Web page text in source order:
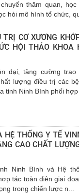
thăm quan, học
hỏi mô hình tổ chức,
CƠ XƯƠNG
HỘI THẢO KHOA
đại, tăng cường trao
lượng điều trị các
tỉnh Ninh Bình phối hợp
THỐNG Y TẾ
CAO CHẤT
Ninh Bình và Hệ
tác toàn diện giai
trong chiến lược n...